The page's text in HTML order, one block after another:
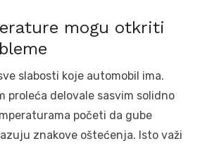
mogu otkriti
slabosti koje automobil ima.
proleća delovale sasvim solidno
početi da gube
znakove oštećenja. Isto važi